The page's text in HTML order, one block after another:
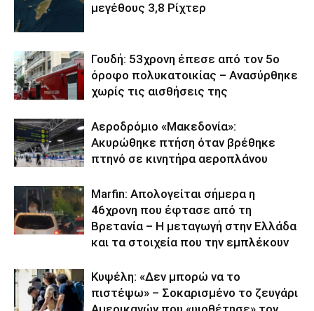
μεγέθους 3,8 Ρίχτερ
Γουδή: 53χρονη έπεσε από τον 5ο
όροφο πολυκατοικίας – Ανασύρθηκε
χωρίς τις αισθήσεις της
Αεροδρόμιο «Μακεδονία»:
Ακυρώθηκε πτήση όταν βρέθηκε
πτηνό σε κινητήρα αεροπλάνου
Marfin: Απολογείται σήμερα η
46χρονη που έφτασε από τη
Βρετανία – Η μεταγωγή στην Ελλάδα
και τα στοιχεία που την εμπλέκουν
Κυψέλη: «Δεν μπορώ να το
πιστέψω» – Σοκαρισμένο το ζευγάρι